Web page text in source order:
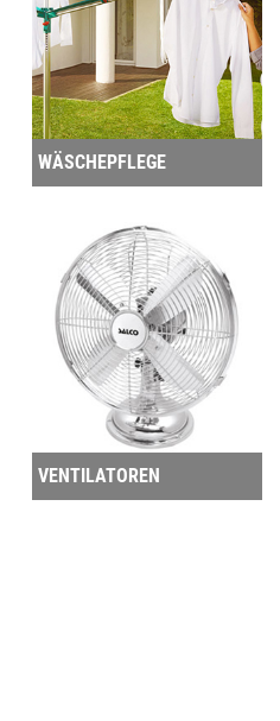
WÄSCHEPFLEGE
VENTILATOREN